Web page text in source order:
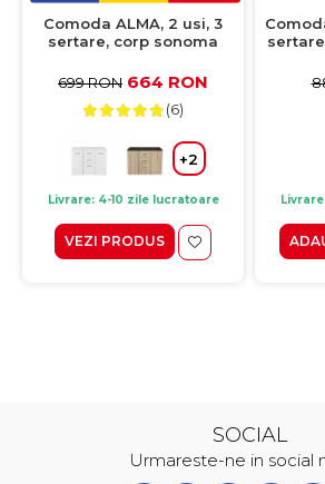
Comoda ALMA, 2 usi, 3
sertare, corp sonoma
deschis, 105x40x82 cm
699 RON 664 RON
(6)
+2
Livrare: 4-10 zile lucratoare
VEZI PRODUS
SOCIAL
Urmareste-ne in social